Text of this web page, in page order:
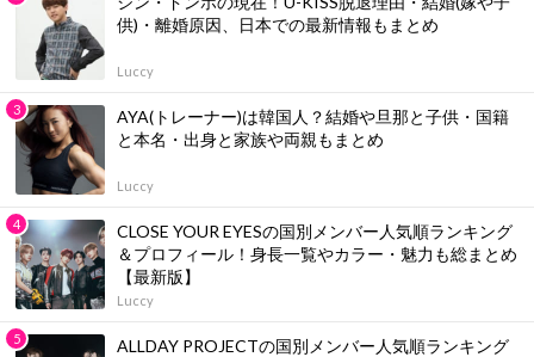
供)・離婚原因、日本での最新情報もまとめ
Luccy
AYA(トレーナー)は韓国人？結婚や旦那と子供・国籍
と本名・出身と家族や両親もまとめ
Luccy
CLOSE YOUR EYESの国別メンバー人気順ランキング
＆プロフィール！身長一覧やカラー・魅力も総まとめ
【最新版】
Luccy
ALLDAY PROJECTの国別メンバー人気順ランキング